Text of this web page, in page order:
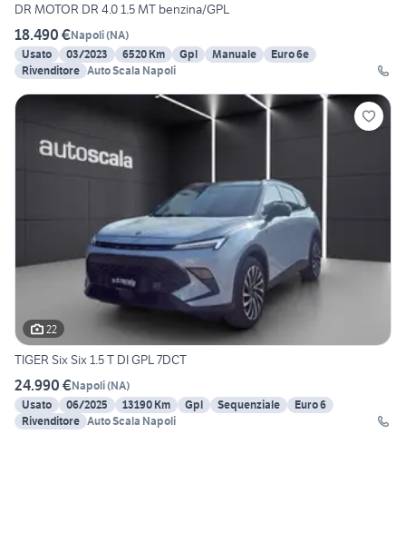
DR MOTOR DR 4.0 1.5 MT benzina/GPL
18.490 €Napoli(NA)
Usato
03/2023 6520 Km Gpl Manuale
Euro 6e
Rivenditore Auto Scala Napoli
22
TIGER Six Six 1.5 T DI GPL 7DCT
24.990 €Napoli(NA)
Usato
06/2025 13190 Km Gpl Sequenziale
Euro 6
Rivenditore Auto Scala Napoli